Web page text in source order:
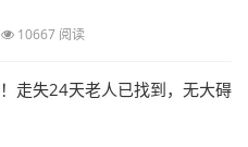
10667 阅读
走失24天老人已找到，无大碍